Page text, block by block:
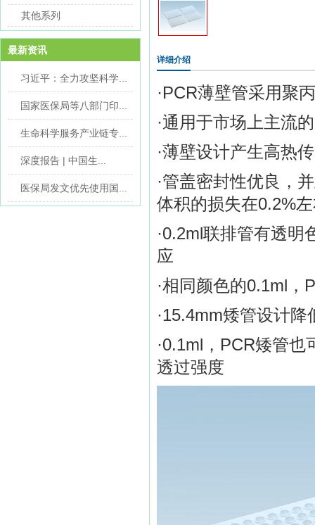
其他系列
最新资讯
习近平：全力攻坚科学...
国家医保局等八部门印...
生命科学服务产业链专...
深度报告 | 中国生...
医保局发文优先使用国...
详细介绍
·PCR薄壁管采用聚
·通用于市场上主流
·薄壁设计产生高热
·管盖密封性优良，
体积的损失在0.2%
·0.2ml联排管有透
应
·相同颜色的0.1ml，
·15.4mm矮管设计
·0.1ml，PCR矮管
透过强度